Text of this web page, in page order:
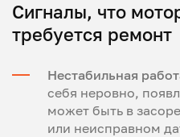
Сигналы, что
требуется ремонт
Нестабильная
себя неровно,
может быть в
или неисправном